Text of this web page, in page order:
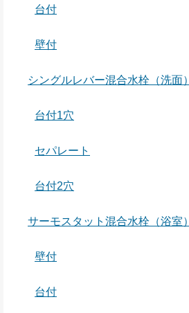
台付
壁付
シングルレバー混合水栓（洗面）
台付1穴
セパレート
台付2穴
サーモスタット混合水栓（浴室）
壁付
台付